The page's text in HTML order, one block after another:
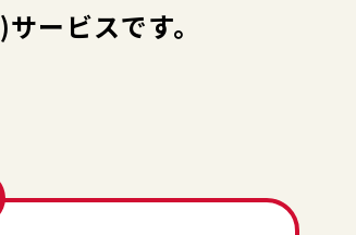
ービスです。